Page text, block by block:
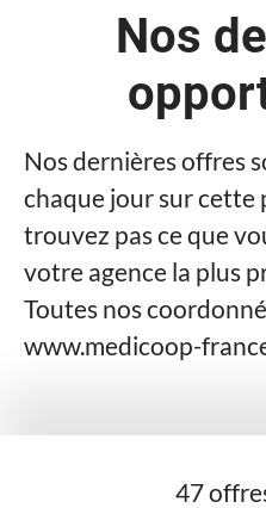
Nos
Nos dernières offres
chaque jour sur cette
trouvez pas ce que
votre agence la plus
Toutes nos
www.medicoop-
47